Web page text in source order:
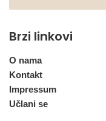
Brzi linkovi
O nama
Kontakt
Impressum
Učlani se